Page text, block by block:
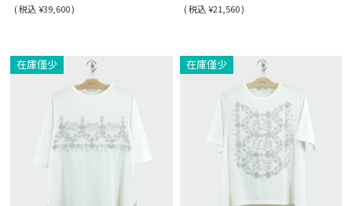
(税込¥39,600 ) (税込 ¥21,560 )
在庫僅少 在庫僅少